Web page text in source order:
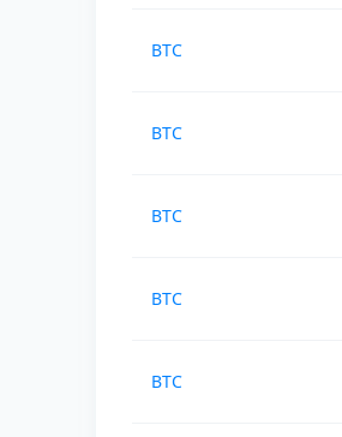
BTC
BTC
BTC
BTC
BTC